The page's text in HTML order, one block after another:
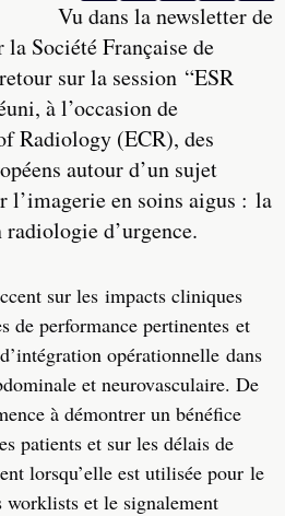
Vu dans la newsletter de
Société Française de
sur la session “ESR
à l’occasion de
Radiology (ECR), des
autour d’un sujet
l’imagerie en soins aigus : la
d’urgence.
sur les impacts cliniques
de performance pertinentes et
opérationnelle dans
et neurovasculaire. De
à démontrer un bénéfice
patients et sur les délais de
lorsqu’elle est utilisée pour le
et le signalement